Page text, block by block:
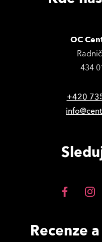
OC
434
+420
Recenze